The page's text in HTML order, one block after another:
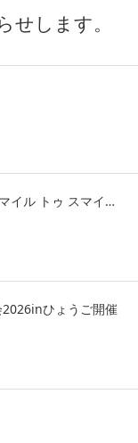
せします。
イル トゥ スマイ…
ひょうご開催